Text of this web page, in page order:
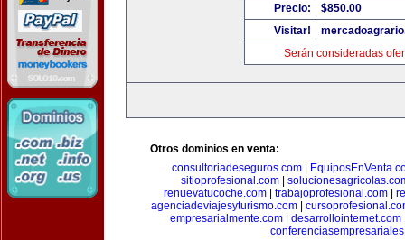
Precio:
$850.00
Visitar!
Serán consideradas
Otros dominios en venta:
consultoriadeseguros.com|
sitioprofesional.com
renuevatucoche.com
trabajoprofesional.com
agenciadeviajesyturismo.com
empresarialmente.com
desarrollointernet.com